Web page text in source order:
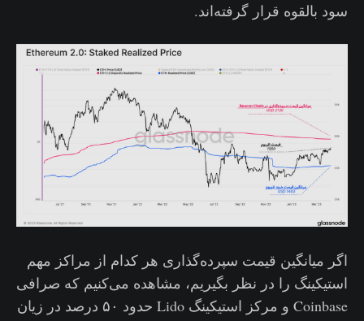
سود بالقوه قرار گرفته‌اند.
اگر میانگین قیمت سپرده‌گذاری هر کدام از مراکز مهم
استیکینگ را در نظر بگیریم، مشاهده می‌کنیم که صرافی
Coinbase و مرکز استیکینگ Lido حدود ۵۰ درصد در زیان